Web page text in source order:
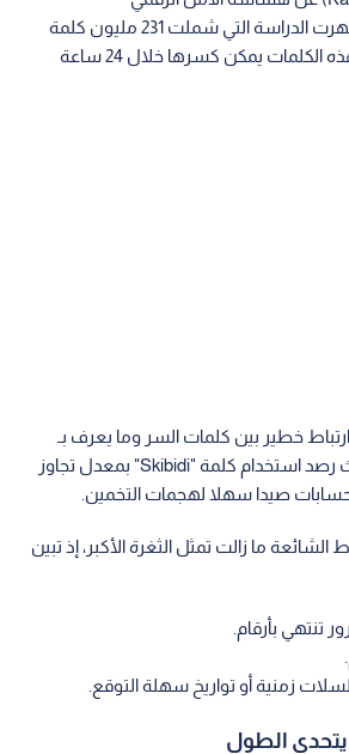
للمستخدمين، حيث أظهرت الدراسة التي شملت 231 مليون كلمة
مرور مسربة أن ثلثي هذه الكلمات يمكن كسرها خلال 24 ساعة
ارتباط خطير بين كلمات السر وما يعرف بـ
"الترندات" العالمية؛ حيث رصد استخدام كلمة "Skibidi" بمعدل تجاوز
الشائعة ما زالت تمثل الثغرة الأكبر، إذ تبين
يتحدى الطول